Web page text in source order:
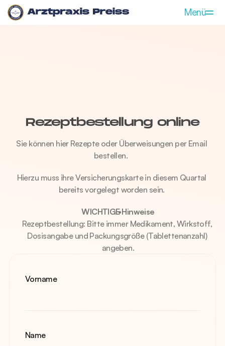
Menü
Aktuelles
Rezeptbestellung online
Sie können hier Rezepte oder Überweisungen per Email
bestellen.
Hierzu muss ihre Versicherungskarte in diesem Quartal
bereits vorgelegt worden sein.
WICHTIGE Hinweise
Rezeptbestellung: Bitte immer Medikament, Wirkstoff,
Dosisangabe und Packungsgröße (Tablettenanzahl)
angeben.
Vorname
Name